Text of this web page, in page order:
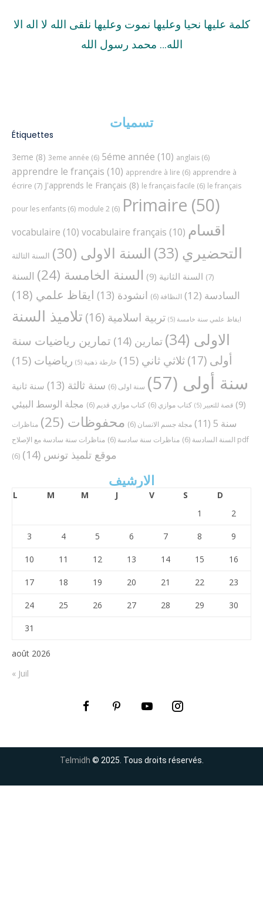
كلمة عليها نحيا وعليها نموت وعليها نلقى الله لا اله الا
الله… محمد رسول الله
تسميات
Étiquettes
3eme (8) 3eme année (6) 5éme année (10) anglais (6)
apprendre le français (10) apprendre à lire (6) apprendre à
écrire (7) J'apprends le Français (8) le français facile (6) le français
pour les enfants (6) module 2 (6) Primaire (50)
vocabulaire (10) vocabulaire français (10) اقسام
التحضيري (33) السنة الاولى (30)
السنة الثالثة
(7)
السنة الثانية (9) السنة الخامسة (24)
السنة
السادسة (12) النظافة (6) انشودة (13) ايقاظ علمي (18)
ايقاظ علمي سنة خامسة (5) تربية اسلامية (16)
تلاميذ السنة
الاولى (34) تمارين (14)
تمارين رياضيات سنة
أولى (17) ثلاثي ثاني (15) خارطة ذهنية (5) رياضيات (15)
سنة أولى (57) سنة اولى (6) سنة ثالثة (13)
سنة ثانية
(9)
قصة للتعبير (5) كتاب موازي (6) كتاب موازي قديم (6)
مجلة الوسط البيئي
سنة 5
(11) مجلة جسم الانسان (6) محفوظات (25)
مناظرات
السنة السادسة (6) مناظرات سنة سادسة (6)
مناظرات سنة سادسة مع الإصلاح pdf
(6)
موقع تلميذ تونس (14)
الارشيف
août 2026
L M M J V S
D
1
2
3 4 5 6 7 8 9
10 11 12 13 14 15 16
17 18 19 20 21 22 23
24 25 26 27 28 29 30
31
« Juil
Telmidh © 2025. Tous droits réservés.